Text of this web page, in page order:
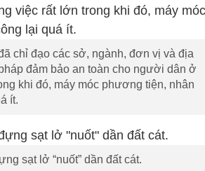
chỉ đạo các sở, ngành, đơn vị và địa
đảm bảo an toàn cho người dân ở
khi đó, máy móc phương tiện, nhân
ít.
sạt lở “nuốt” dần đất cát.